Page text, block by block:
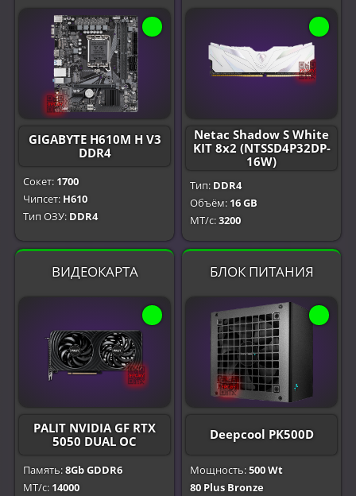
GIGABYTE H610M H V3
DDR4
Сокет: 1700
Чипсет: H610
Тип ОЗУ: DDR4
Netac Shadow S White
KIT 8x2 (NTSSD4P32DP-
16W)
Тип: DDR4
Объём: 16 GB
МТ/с:3200
ВИДЕОКАРТА
PALIT NVIDIA GF RTX
5050 DUAL OC
Память:8Gb GDDR6
МТ/с: 14000
БЛОК ПИТАНИЯ
Deepcool PK500D
Мощность:500 Wt
80 Plus Bronze